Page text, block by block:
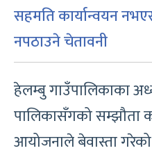
सहमति कार्यान्वयन
नपठाउने चेतावनी
हेलम्बु गाउँपालिकाका
पालिकासँगको सम्झौता
आयोजनाले बेवास्ता